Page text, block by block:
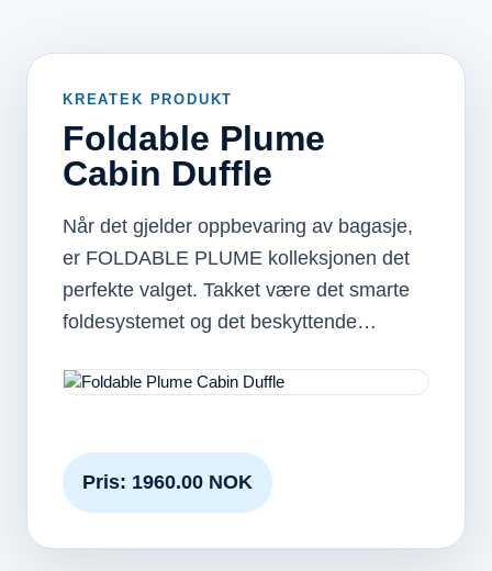
KREATEK PRODUKT
Foldable Plume
Cabin Duffle
Når det gjelder oppbevaring av bagasje,
er FOLDABLE PLUME kolleksjonen det
perfekte valget. Takket være det smarte
foldesystemet og det beskyttende…
Pris: 1960.00 NOK